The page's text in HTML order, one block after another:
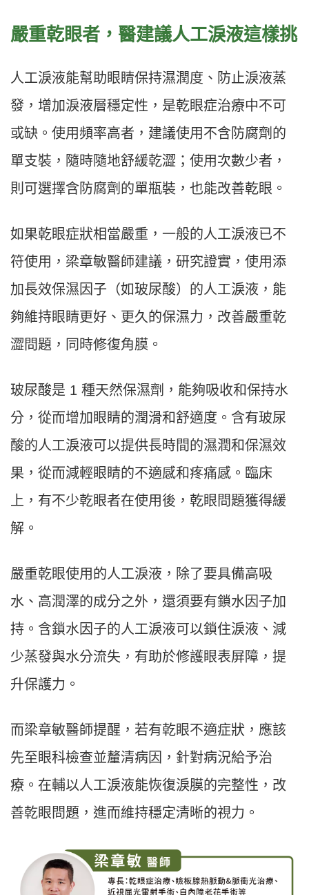
嚴重乾眼者，醫建議人工淚液這樣挑
人工淚液能幫助眼睛保持濕潤度、防止淚液蒸
發，增加淚液層穩定性，是乾眼症治療中不可
或缺。使用頻率高者，建議使用不含防腐劑的
單支裝，隨時隨地舒緩乾澀；使用次數少者，
則可選擇含防腐劑的單瓶裝，也能改善乾眼。
如果乾眼症狀相當嚴重，一般的人工淚液已不
符使用，梁章敏醫師建議，研究證實，使用添
加長效保濕因子（如玻尿酸）的人工淚液，能
夠維持眼睛更好、更久的保濕力，改善嚴重乾
澀問題，同時修復角膜。
玻尿酸是 1 種天然保濕劑，能夠吸收和保持水
分，從而增加眼睛的潤滑和舒適度。含有玻尿
酸的人工淚液可以提供長時間的濕潤和保濕效
果，從而減輕眼睛的不適感和疼痛感。臨床
上，有不少乾眼者在使用後，乾眼問題獲得緩
解。
嚴重乾眼使用的人工淚液，除了要具備高吸
水、高潤澤的成分之外，還須要有鎖水因子加
持。含鎖水因子的人工淚液可以鎖住淚液、減
少蒸發與水分流失，有助於修護眼表屏障，提
升保護力。
而梁章敏醫師提醒，若有乾眼不適症狀，應該
先至眼科檢查並釐清病因，針對病況給予治
療。在輔以人工淚液能恢復淚膜的完整性，改
善乾眼問題，進而維持穩定清晰的視力。